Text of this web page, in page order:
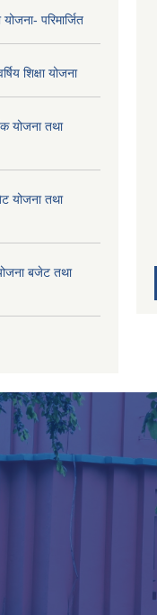
योजना- परिमार्जित
शिक्षा योजना
योजना तथा
योजना तथा
बजेट तथा